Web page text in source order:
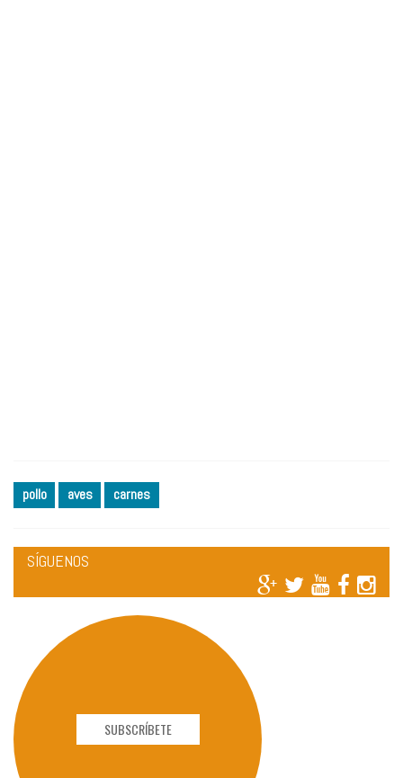
pollo aves carnes
SÍGUENOS
SUBSCRÍBETE